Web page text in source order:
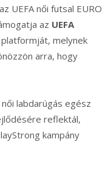
UEFA női futsal EURO
az UEFA
melynek
arra, hogy
labdarúgás egész
reflektál,
kampány